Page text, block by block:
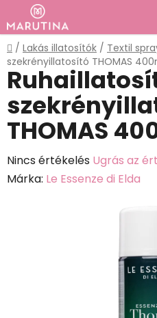
Ugrás
fő
tartalomhoz
Kezdőlap
/ Lakás illatosítók / Textil
szekrényillatosító THOMAS
THOMAS
A
termék
Nincs értékelés Ugrás az
Márka: Le Essenze di Elda